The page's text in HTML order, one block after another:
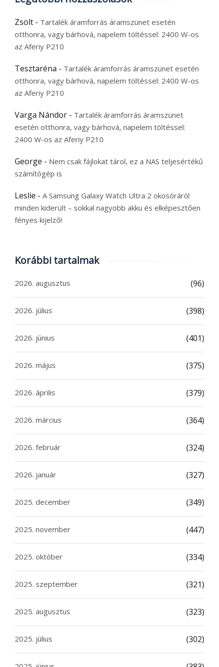
Zsolt - Tartalék áramforrás áramszünet esetén
otthonra, vagy bárhová, napelem töltéssel: 2400 W-os
az Aferiy P210
Tesztaréna - Tartalék áramforrás áramszünet esetén
otthonra, vagy bárhová, napelem töltéssel: 2400 W-os
az Aferiy P210
Varga Nándor - Tartalék áramforrás áramszünet
esetén otthonra, vagy bárhová, napelem töltéssel:
2400 W-os az Aferiy P210
George - Nem csak fájlokat tárol, ez a NAS teljesértékű
számítógép is
Leslie - A Samsung Galaxy Watch Ultra 2 okosóráról
minden kiderült – sokkal nagyobb akku és elképesztően
fényes kijelző!
Korábbi tartalmak
2026. augusztus (96)
2026. július (398)
2026. június (401)
2026. május (375)
2026. április (379)
2026. március (364)
2026. február (324)
2026. január (327)
2025. december (349)
2025. november (447)
2025. október (334)
2025. szeptember (321)
2025. augusztus (323)
2025. július (302)